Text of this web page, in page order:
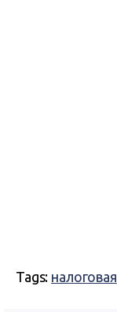
Tags: налоговая